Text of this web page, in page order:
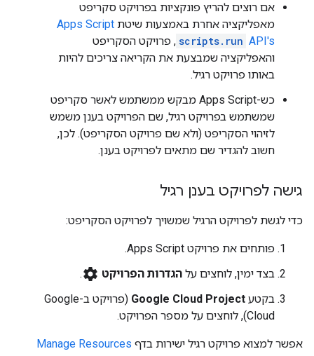
אם רוצים להריץ פונקציות בפרויקט סקריפט
מאפליקציה אחרת באמצעות שיטת Apps Script
API's
scripts.run , פרויקט הסקריפט
והאפליקציה שמבצעת את הקריאה צריכים להיות
באותו פרויקט רגיל.
כש-Apps Script מבקש ממשתמש לאשר סקריפט
שמשתמש בפרויקט רגיל, שם הפרויקט בענן משמש
לזיהוי הסקריפט (ולא שם פרויקט הסקריפט). לכן,
חשוב להגדיר שם מתאים לפרויקט בענן.
גישה לפרויקט בענן רגיל
כדי לגשת לפרויקט הרגיל שמשויך לפרויקט הסקריפט:
פותחים את פרויקט Apps Script.
בצד ימין, לוחצים על הגדרות הפרויקט settings
.
בקטע Google Cloud Project
(פרויקט ב-Google
Cloud), לוחצים על מספר הפרויקט.
אפשר למצוא פרויקט רגיל ישירות בדף Manage Resources